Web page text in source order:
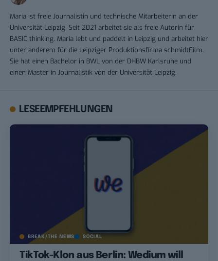
Maria ist freie Journalistin und technische Mitarbeiterin an der
Universität Leipzig. Seit 2021 arbeitet sie als freie Autorin für
BASIC thinking. Maria lebt und paddelt in Leipzig und arbeitet hier
unter anderem für die Leipziger Produktionsfirma schmidtFilm.
Sie hat einen Bachelor in BWL von der DHBW Karlsruhe und
einen Master in Journalistik von der Universität Leipzig.
LESEEMPFEHLUNGEN
BREAK/THE NEWS SOCIAL
TikTok-Klon aus Berlin: Wedium will